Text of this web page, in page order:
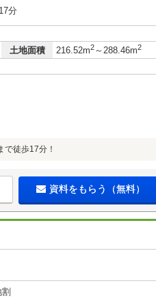
分
土地面積 216.52m2～288.46m2
徒歩17分！
資料をもらう（無料）